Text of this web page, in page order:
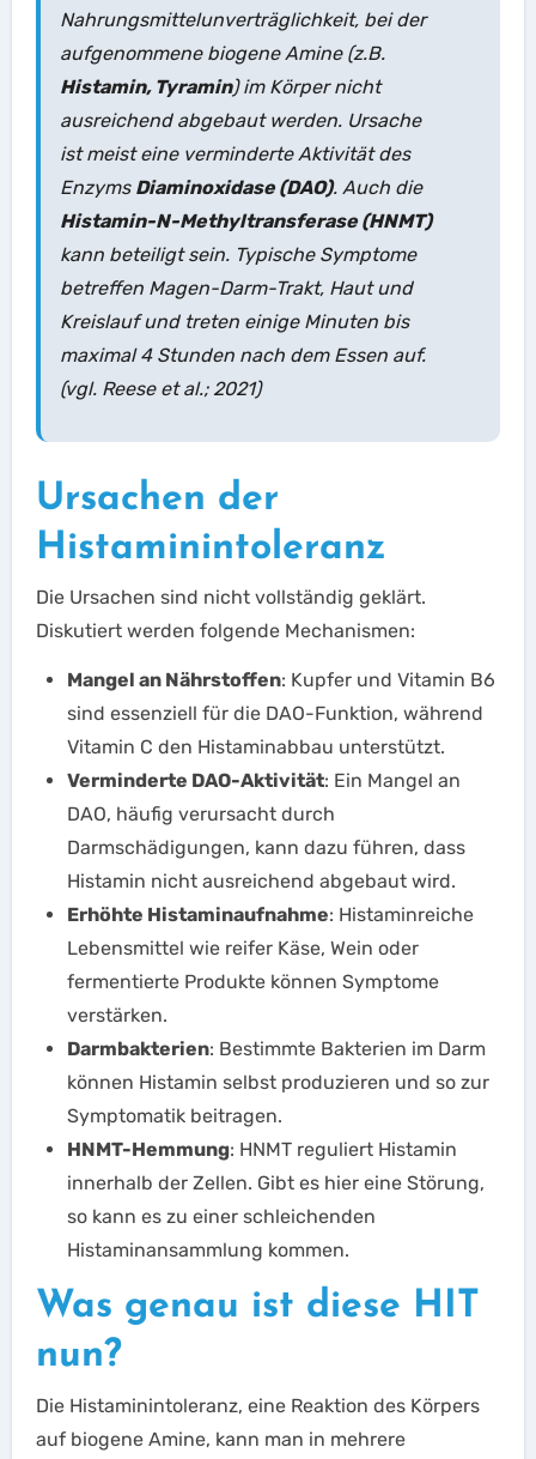
Nahrungsmittelunverträglichkeit, bei der
aufgenommene biogene Amine (z.B.
Histamin, Tyramin) im Körper nicht
ausreichend abgebaut werden. Ursache
ist meist eine verminderte Aktivität des
Enzyms Diaminoxidase (DAO). Auch die
Histamin-N-Methyltransferase (HNMT)
kann beteiligt sein. Typische Symptome
betreffen Magen-Darm-Trakt, Haut und
Kreislauf und treten einige Minuten bis
maximal 4 Stunden nach dem Essen auf.
(vgl. Reese et al.; 2021)
Ursachen der
Histaminintoleranz
Die Ursachen sind nicht vollständig geklärt.
Diskutiert werden folgende Mechanismen:
Mangel an Nährstoffen: Kupfer und Vitamin B6
sind essenziell für die DAO-Funktion, während
Vitamin C den Histaminabbau unterstützt.
Verminderte DAO-Aktivität: Ein Mangel an
DAO, häufig verursacht durch
Darmschädigungen, kann dazu führen, dass
Histamin nicht ausreichend abgebaut wird.
Erhöhte Histaminaufnahme: Histaminreiche
Lebensmittel wie reifer Käse, Wein oder
fermentierte Produkte können Symptome
verstärken.
Darmbakterien: Bestimmte Bakterien im Darm
können Histamin selbst produzieren und so zur
Symptomatik beitragen.
HNMT-Hemmung: HNMT reguliert Histamin
innerhalb der Zellen. Gibt es hier eine Störung,
so kann es zu einer schleichenden
Histaminansammlung kommen.
Was genau ist diese HIT
nun?
Die Histaminintoleranz, eine Reaktion des Körpers
auf biogene Amine, kann man in mehrere